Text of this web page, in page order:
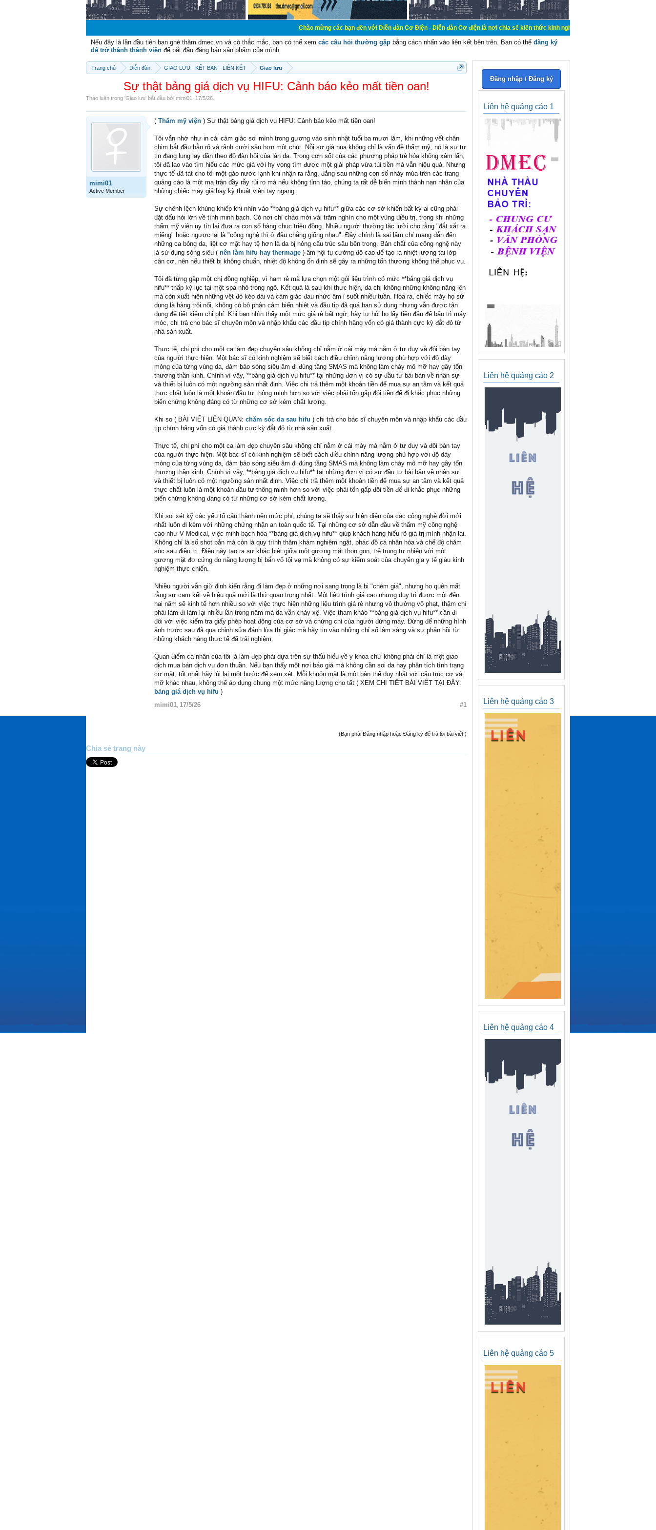
Chào mừng các bạn đến với Diễn đàn Cơ Điện - Diễn đàn Cơ điện là nơi chia sẽ kiến thức kinh nghiệm trong lãnh vực cơ điện, mua bán,
Nếu đây là lần đầu tiên bạn ghé thăm dmec.vn và có thắc mắc, bạn có thể xem các câu hỏi thường gặp bằng cách nhấn vào liên kết bên trên. Bạn có thể đăng ký
để trở thành thành viên để bắt đầu đăng bán sản phẩm của mình.
Trang chủ Diễn đàn GIAO LƯU - KẾT BẠN - LIÊN KẾT Giao lưu
Sự thật bảng giá dịch vụ HIFU: Cảnh báo kẻo mất tiền oan!
Thảo luận trong 'Giao lưu' bắt đầu bởi mimi01 17/5/26
mimi01
Active Member
( Thẩm mỹ viện ) Sự thật bảng giá dịch vụ HIFU: Cảnh báo kẻo mất tiền oan!
Tôi vẫn nhớ như in cái cảm giác soi mình trong gương vào sinh nhật tuổi ba mươi lăm, khi những vết chân
chim bắt đầu hằn rõ và rãnh cười sâu hơn một chút. Nỗi sợ già nua không chỉ là vấn đề thẩm mỹ, nó là sự tự
tin đang lung lay dần theo độ đàn hồi của làn da. Trong cơn sốt của các phương pháp trẻ hóa không xâm lấn,
tôi đã lao vào tìm hiểu các mức giá với hy vọng tìm được một giải pháp vừa túi tiền mà vẫn hiệu quả. Nhưng
thực tế đã tát cho tôi một gáo nước lạnh khi nhận ra rằng, đằng sau những con số nhảy múa trên các trang
quảng cáo là một ma trận đầy rẫy rủi ro mà nếu không tỉnh táo, chúng ta rất dễ biến mình thành nạn nhân của
những chiếc máy giả hay kỹ thuật viên tay ngang.
Sự chênh lệch khủng khiếp khi nhìn vào **bảng giá dịch vụ hifu** giữa các cơ sở khiến bất kỳ ai cũng phải
đặt dấu hỏi lớn về tính minh bạch. Có nơi chỉ chào mời vài trăm nghìn cho một vùng điều trị, trong khi những
thẩm mỹ viện uy tín lại đưa ra con số hàng chục triệu đồng. Nhiều người thường tặc lưỡi cho rằng "đắt xắt ra
miếng" hoặc ngược lại là "công nghệ thì ở đâu chẳng giống nhau". Đây chính là sai lầm chí mạng dẫn đến
những ca bỏng da, liệt cơ mặt hay tệ hơn là da bị hỏng cấu trúc sâu bên trong. Bản chất của công nghệ này
là sử dụng sóng siêu ( nên làm hifu hay thermage ) âm hội tụ cường độ cao để tạo ra nhiệt lượng tại lớp
cân cơ, nên nếu thiết bị không chuẩn, nhiệt độ không ổn định sẽ gây ra những tổn thương không thể phục vụ.
Tôi đã từng gặp một chị đồng nghiệp, vì ham rẻ mà lựa chọn một gói liệu trình có mức **bảng giá dịch vụ
hifu** thấp kỷ lục tại một spa nhỏ trong ngõ. Kết quả là sau khi thực hiện, da chị không những không nâng lên
mà còn xuất hiện những vệt đỏ kéo dài và cảm giác đau nhức âm ỉ suốt nhiều tuần. Hóa ra, chiếc máy họ sử
dụng là hàng trôi nổi, không có bộ phận cảm biến nhiệt và đầu tip đã quá hạn sử dụng nhưng vẫn được tận
dụng để tiết kiệm chi phí. Khi bạn nhìn thấy một mức giá rẻ bất ngờ, hãy tự hỏi họ lấy tiền đâu để bảo trì máy
móc, chi trả cho bác sĩ chuyên môn và nhập khẩu các đầu tip chính hãng vốn có giá thành cực kỳ đắt đỏ từ
nhà sản xuất.
Thực tế, chi phí cho một ca làm đẹp chuyên sâu không chỉ nằm ở cái máy mà nằm ở tư duy và đôi bàn tay
của người thực hiện. Một bác sĩ có kinh nghiệm sẽ biết cách điều chỉnh năng lượng phù hợp với độ dày
mỏng của từng vùng da, đảm bảo sóng siêu âm đi đúng tầng SMAS mà không làm cháy mô mỡ hay gây tổn
thương thần kinh. Chính vì vậy, **bảng giá dịch vụ hifu** tại những đơn vị có sự đầu tư bài bản về nhân sự
và thiết bị luôn có một ngưỡng sàn nhất định. Việc chi trả thêm một khoản tiền để mua sự an tâm và kết quả
thực chất luôn là một khoản đầu tư thông minh hơn so với việc phải tốn gấp đôi tiền để đi khắc phục những
biến chứng không đáng có từ những cơ sở kém chất lượng.
Khi so ( BÀI VIẾT LIÊN QUAN: chăm sóc da sau hifu ) chi trả cho bác sĩ chuyên môn và nhập khẩu các đầu
tip chính hãng vốn có giá thành cực kỳ đắt đỏ từ nhà sản xuất.
Thực tế, chi phí cho một ca làm đẹp chuyên sâu không chỉ nằm ở cái máy mà nằm ở tư duy và đôi bàn tay
của người thực hiện. Một bác sĩ có kinh nghiệm sẽ biết cách điều chỉnh năng lượng phù hợp với độ dày
mỏng của từng vùng da, đảm bảo sóng siêu âm đi đúng tầng SMAS mà không làm cháy mô mỡ hay gây tổn
thương thần kinh. Chính vì vậy, **bảng giá dịch vụ hifu** tại những đơn vị có sự đầu tư bài bản về nhân sự
và thiết bị luôn có một ngưỡng sàn nhất định. Việc chi trả thêm một khoản tiền để mua sự an tâm và kết quả
thực chất luôn là một khoản đầu tư thông minh hơn so với việc phải tốn gấp đôi tiền để đi khắc phục những
biến chứng không đáng có từ những cơ sở kém chất lượng.
Khi soi xét kỹ các yếu tố cấu thành nên mức phí, chúng ta sẽ thấy sự hiện diện của các công nghệ đời mới
nhất luôn đi kèm với những chứng nhận an toàn quốc tế. Tại những cơ sở dẫn đầu về thẩm mỹ công nghệ
cao như V Medical, việc minh bạch hóa **bảng giá dịch vụ hifu** giúp khách hàng hiểu rõ giá trị mình nhận lại.
Không chỉ là số shot bắn mà còn là quy trình thăm khám nghiêm ngặt, phác đồ cá nhân hóa và chế độ chăm
sóc sau điều trị. Điều này tạo ra sự khác biệt giữa một gương mặt thon gọn, trẻ trung tự nhiên với một
gương mặt đơ cứng do năng lượng bị bắn vô tội vạ mà không có sự kiểm soát của chuyên gia y tế giàu kinh
nghiệm thực chiến.
Nhiều người vẫn giữ định kiến rằng đi làm đẹp ở những nơi sang trọng là bị "chém giá", nhưng họ quên mất
rằng sự cam kết về hiệu quả mới là thứ quan trọng nhất. Một liệu trình giá cao nhưng duy trì được một đến
hai năm sẽ kinh tế hơn nhiều so với việc thực hiện những liệu trình giá rẻ nhưng vô thưởng vô phạt, thậm chí
phải làm đi làm lại nhiều lần trong năm mà da vẫn chảy xệ. Việc tham khảo **bảng giá dịch vụ hifu** cần đi
đôi với việc kiểm tra giấy phép hoạt động của cơ sở và chứng chỉ của người đứng máy. Đừng để những hình
ảnh trước sau đã qua chỉnh sửa đánh lừa thị giác mà hãy tin vào những chỉ số lâm sàng và sự phản hồi từ
những khách hàng thực tế đã trải nghiệm.
Quan điểm cá nhân của tôi là làm đẹp phải dựa trên sự thấu hiểu về y khoa chứ không phải chỉ là một giao
dịch mua bán dịch vụ đơn thuần. Nếu bạn thấy một nơi báo giá mà không cần soi da hay phân tích tình trạng
cơ mặt, tốt nhất hãy lùi lại một bước để xem xét. Mỗi khuôn mặt là một bản thể duy nhất với cấu trúc cơ và
mỡ khác nhau, không thể áp dụng chung một mức năng lượng cho tất ( XEM CHI TIẾT BÀI VIẾT TẠI ĐÂY:
bảng giá dịch vụ hifu )
mimi01 17/5/26 #1
(Bạn phải Đăng nhập hoặc Đăng ký để trả lời bài viết.)
Chia sẻ trang này
Đăng nhập / Đăng ký
Liên hệ quảng cáo 1
Liên hệ quảng cáo 2
Liên hệ quảng cáo 3
Liên hệ quảng cáo 4
Liên hệ quảng cáo 5